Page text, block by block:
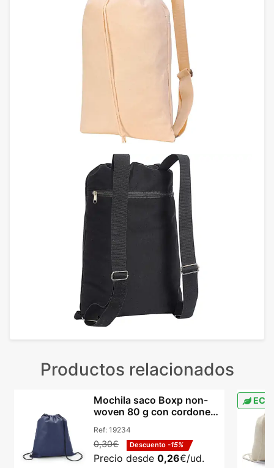
Productos relacionados
Mochila saco Boxp non-
woven 80 g con cordones
Ref: 19234
0,30€ Descuento -15%
Precio desde 0,26€/ud.
ECO